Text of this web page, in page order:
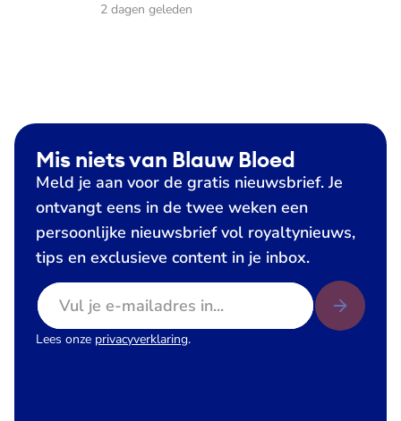
2 dagen geleden
Mis niets van Blauw Bloed
Meld je aan voor de gratis nieuwsbrief. Je
ontvangt eens in de twee weken een
persoonlijke nieuwsbrief vol royaltynieuws,
tips en exclusieve content in je inbox.
E-mailadres
Lees onze privacyverklaring.